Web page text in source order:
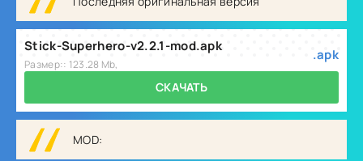
Stick-Superhero-v2.2.1-mod.apk
Размер:: 123.28 Mb,
.apk
СКАЧАТЬ
MOD: